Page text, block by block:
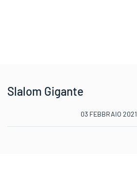
Slalom Gigante
03 FEBBRAIO 2021